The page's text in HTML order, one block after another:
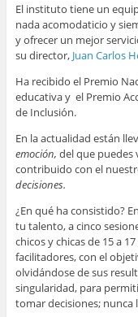
El instituto tiene un
nada acomodaticio y
y ofrecer un mejor
su director, Juan Carlos
Ha recibido el Premio
educativa y el Premio
de Inclusión.
En la actualidad están
emoción, del que puedes
contribuido con el
decisiones.
¿En qué ha consistido?
tu talento, a cinco
chicos y chicas de 15 a
facilitadores, con el
olvidándose de sus
singularidad, para
tomar decisiones; nunca